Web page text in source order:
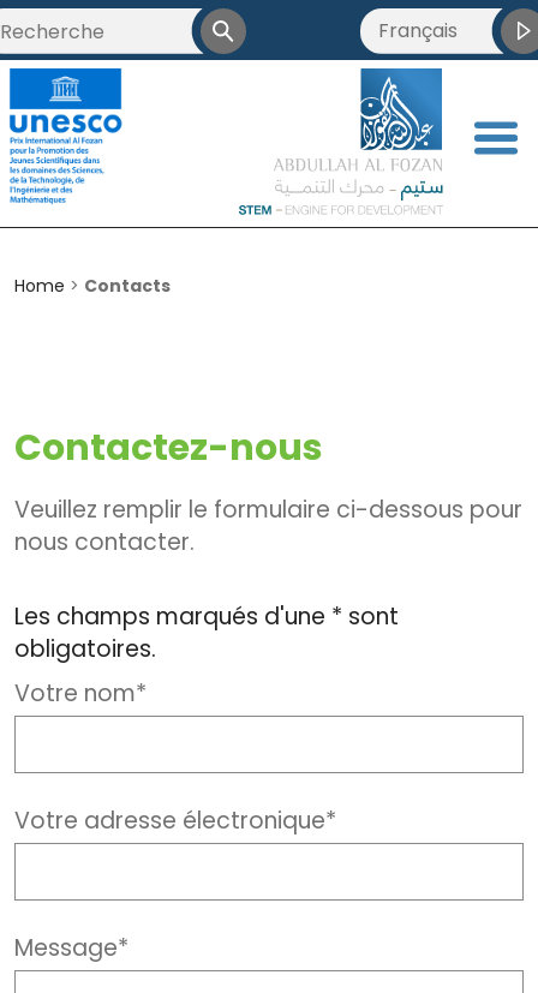
<
Français
العربية
English
简体中文
Home > Contacts
Contactez-nous
Veuillez remplir le formulaire ci-dessous pour
nous contacter.
Les champs marqués d'une * sont
obligatoires.
Votre nom*
Votre adresse électronique*
Message*